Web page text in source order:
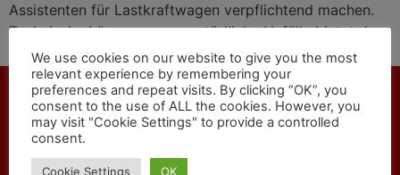
Assistenten für Lastkraftwagen verpflichtend machen.
Technische Lösungen gegen tödliche Unfälle bietet das
Unternehmen Brigade Electronics BV an.
CONTACT
We use cookies on our website to give you the most
relevant experience by remembering your
preferences and repeat visits. By clicking “OK”, you
consent to the use of ALL the cookies. However, you
may visit "Cookie Settings" to provide a controlled
consent.
Cookie Settings OK